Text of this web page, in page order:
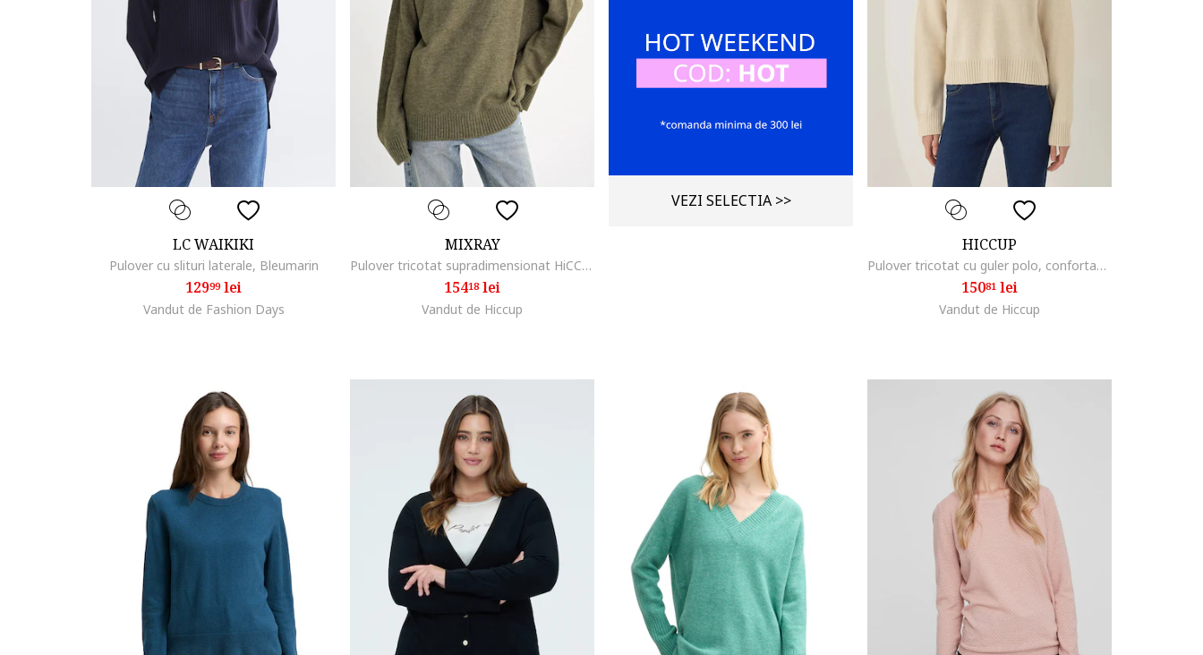
LC WAIKIKI
Pulover cu slituri laterale, Bleumarin
12999lei
Vandut de Fashion Days
MIXRAY
Pulover tricotat supradimensionat HiCCUP, kaki, tricot,
15418 lei
Vandut de Hiccup
VEZI SELECTIA >>
HICCUP
Pulover tricotat cu guler polo, confortabil, elegant, natur, tricot
15081 lei
Vandut de Hiccup